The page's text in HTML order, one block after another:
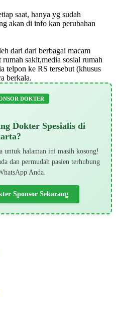
saat, hanya yg sudah
akan di info kan perubahan
dari dari berbagai macam
sakit,media sosial rumah
telpon ke RS tersebut (khusus
berkala.
DOKTER
Dokter Spesialis di
untuk halaman ini masih kosong!
dan permudah pasien terhubung
Anda.
Sponsor Sekarang